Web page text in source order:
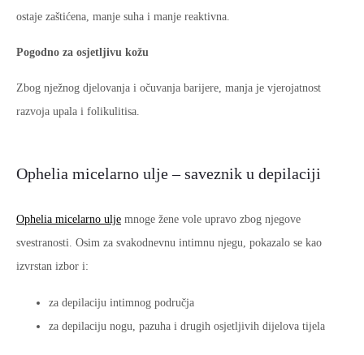
ostaje zaštićena, manje suha i manje reaktivna.
Pogodno za osjetljivu kožu
Zbog nježnog djelovanja i očuvanja barijere, manja je vjerojatnost
razvoja upala i folikulitisa.
Ophelia micelarno ulje – saveznik u depilaciji
Ophelia micelarno ulje mnoge žene vole upravo zbog njegove
svestranosti. Osim za svakodnevnu intimnu njegu, pokazalo se kao
izvrstan izbor i:
za depilaciju intimnog područja
za depilaciju nogu, pazuha i drugih osjetljivih dijelova tijela